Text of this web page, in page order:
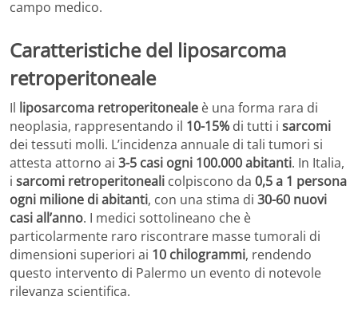
campo medico.
Caratteristiche del liposarcoma
retroperitoneale
Il liposarcoma retroperitoneale è una forma rara di
neoplasia, rappresentando il 10-15% di tutti i sarcomi
dei tessuti molli. L’incidenza annuale di tali tumori si
attesta attorno ai 3-5 casi ogni 100.000 abitanti. In Italia,
i sarcomi retroperitoneali colpiscono da 0,5 a 1 persona
ogni milione di abitanti, con una stima di 30-60 nuovi
casi all’anno. I medici sottolineano che è
particolarmente raro riscontrare masse tumorali di
dimensioni superiori ai 10 chilogrammi, rendendo
questo intervento di Palermo un evento di notevole
rilevanza scientifica.